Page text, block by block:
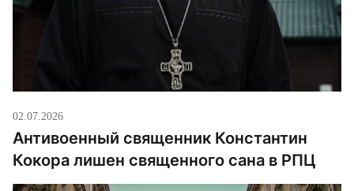
02.07.2026
Антивоенный священник Константин
Кокора лишен священного сана в РПЦ